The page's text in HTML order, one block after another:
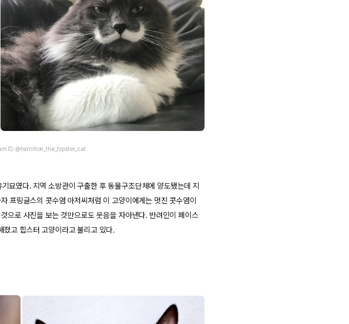
ID @hamilton_the_hipster_cat
묘였다. 지역 소방관이 구출한 후 동물구조단체에 양도됐는데 지
프링글스의 콧수염 아저씨처럼 이 고양이에게는 멋진 콧수염이
으로 사진을 보는 것만으로도 웃음을 자아낸다. 반려인이 페이스
고 힙스터 고양이라고 불리고 있다.